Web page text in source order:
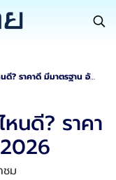
คาดี มีมาตรฐาน อัปเดต 2026
นดี? ราคา
ชม